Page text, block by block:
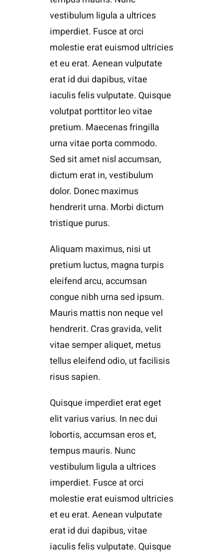
vestibulum ligula a ultrices
imperdiet. Fusce at orci
molestie erat euismod ultricies
et eu erat. Aenean vulputate
erat id dui dapibus, vitae
iaculis felis vulputate. Quisque
volutpat porttitor leo vitae
pretium. Maecenas fringilla
urna vitae porta commodo.
Sed sit amet nisl accumsan,
dictum erat in, vestibulum
dolor. Donec maximus
hendrerit urna. Morbi dictum
tristique purus.
Aliquam maximus, nisi ut
pretium luctus, magna turpis
eleifend arcu, accumsan
congue nibh urna sed ipsum.
Mauris mattis non neque vel
hendrerit. Cras gravida, velit
vitae semper aliquet, metus
tellus eleifend odio, ut facilisis
risus sapien.
Quisque imperdiet erat eget
elit varius varius. In nec dui
lobortis, accumsan eros et,
tempus mauris. Nunc
vestibulum ligula a ultrices
imperdiet. Fusce at orci
molestie erat euismod ultricies
et eu erat. Aenean vulputate
erat id dui dapibus, vitae
iaculis felis vulputate. Quisque